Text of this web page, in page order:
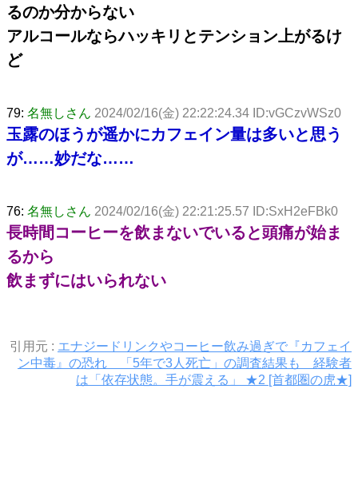
るのか分からない
アルコールならハッキリとテンション上がるけ
ど
79: 名無しさん 2024/02/16(金) 22:22:24.34 ID:vGCzvWSz0
玉露のほうが遥かにカフェイン量は多いと思う
が……妙だな……
76: 名無しさん 2024/02/16(金) 22:21:25.57 ID:SxH2eFBk0
長時間コーヒーを飲まないでいると頭痛が始ま
るから
飲まずにはいられない
引用元 : エナジードリンクやコーヒー飲み過ぎで『カフェイ
ン中毒』の恐れ 「5年で3人死亡」の調査結果も 経験者
は「依存状態。手が震える」 ★2 [首都圏の虎★]